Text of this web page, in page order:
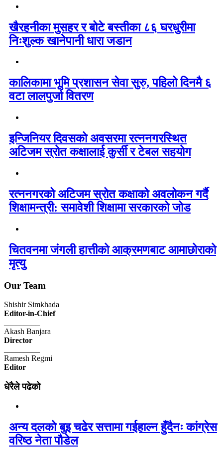
खैरहनीका मुसहर र बोटे बस्तीका ८६ घरधुरीमा
निःशुल्क खानेपानी धारा जडान
कालिकामा भूमि प्रशासन सेवा सुरु, पहिलो दिनमै ६
वटा लालपुर्जा वितरण
इन्जिनियर दिवसको अवसरमा रत्ननगरस्थित
अटिजम स्रोत कक्षालाई कुर्सी र टेबल सहयोग
रत्ननगरको अटिजम स्रोत कक्षाको अवलोकन गर्दै
शिक्षामन्त्री: समावेशी शिक्षामा सरकारको जोड
चितवनमा जंगली हात्तीको आक्रमणबाट आमाछोराको
मृत्यु
Our Team
Shishir Simkhada
Editor-in-Chief
Akash Banjara
Director
Ramesh Regmi
Editor
धेरैले पढेको
अन्य दलको बुइ चढेर सत्तामा गईहाल्न हुँदैनः कांग्रेस
वरिष्ठ नेता पौडेल